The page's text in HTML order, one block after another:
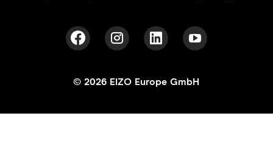
© 2026 EIZO Europe GmbH